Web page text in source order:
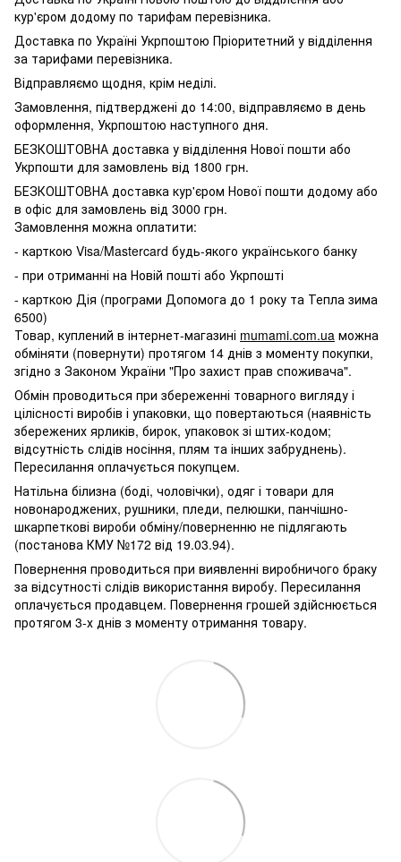
кур'єром додому по тарифам перевізника.
Доставка по Україні Укрпоштою Пріоритетний у відділення
за тарифами перевізника.
Відправляємо щодня, крім неділі.
Замовлення, підтверджені до 14:00, відправляємо в день
оформлення, Укрпоштою наступного дня.
БЕЗКОШТОВНА доставка у відділення Нової пошти або
Укрпошти для замовлень від 1800 грн.
БЕЗКОШТОВНА доставка кур'єром Нової пошти додому або
в офіс для замовлень від 3000 грн.
Замовлення можна оплатити:
- карткою Visa/Mastercard будь-якого українського банку
- при отриманні на Новій пошті або Укрпошті
- карткою Дія (програми Допомога до 1 року та Тепла зима
6500)
Товар, куплений в інтернет-магазині mumami.com.ua можна
обміняти (повернути) протягом 14 днів з моменту покупки,
згідно з Законом України "Про захист прав споживача".
Обмін проводиться при збереженні товарного вигляду і
цілісності виробів і упаковки, що повертаються (наявність
збережених ярликів, бирок, упаковок зі штих-кодом;
відсутність слідів носіння, плям та інших забруднень).
Пересилання оплачується покупцем.
Натільна білизна (боді, чоловічки), одяг і товари для
новонароджених, рушники, пледи, пелюшки, панчішно-
шкарпеткові вироби обміну/поверненню не підлягають
(постанова КМУ №172 від 19.03.94).
Повернення проводиться при виявленні виробничого браку
за відсутності слідів використання виробу. Пересилання
оплачується продавцем. Повернення грошей здійснюється
протягом 3-х днів з моменту отримання товару.